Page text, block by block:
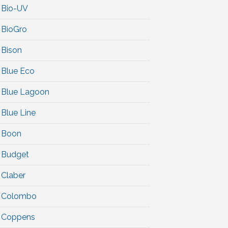
Bio-UV
BioGro
Bison
Blue Eco
Blue Lagoon
Blue Line
Boon
Budget
Claber
Colombo
Coppens